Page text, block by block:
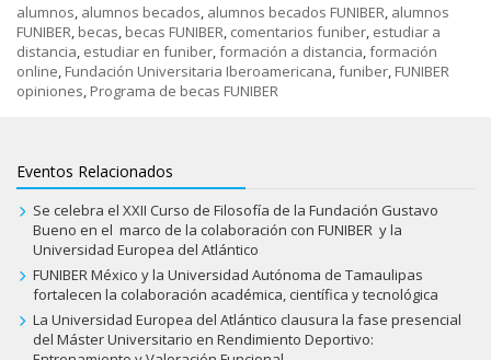
alumnos alumnos becados alumnos becados FUNIBER alumnos
FUNIBER becas becas FUNIBER comentarios funiber estudiar a
distancia estudiar en funiber formación a distancia formación
online Fundación Universitaria Iberoamericana funiber FUNIBER
opiniones Programa de becas FUNIBER
Eventos Relacionados
Se celebra el XXII Curso de Filosofía de la Fundación Gustavo
Bueno en el marco de la colaboración con FUNIBER y la
Universidad Europea del Atlántico
FUNIBER México y la Universidad Autónoma de Tamaulipas
fortalecen la colaboración académica, científica y tecnológica
La Universidad Europea del Atlántico clausura la fase presencial
del Máster Universitario en Rendimiento Deportivo: